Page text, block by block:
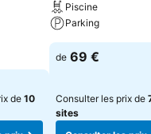
de 10
Piscine
Parking
de 69 €
Consulter les prix de
sites